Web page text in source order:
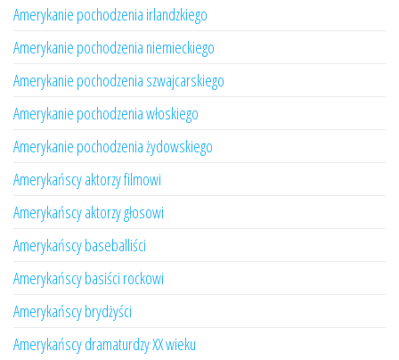
Amerykanie pochodzenia irlandzkiego
Amerykanie pochodzenia niemieckiego
Amerykanie pochodzenia szwajcarskiego
Amerykanie pochodzenia włoskiego
Amerykanie pochodzenia żydowskiego
Amerykańscy aktorzy filmowi
Amerykańscy aktorzy głosowi
Amerykańscy baseballiści
Amerykańscy basiści rockowi
Amerykańscy brydżyści
Amerykańscy dramaturdzy XX wieku